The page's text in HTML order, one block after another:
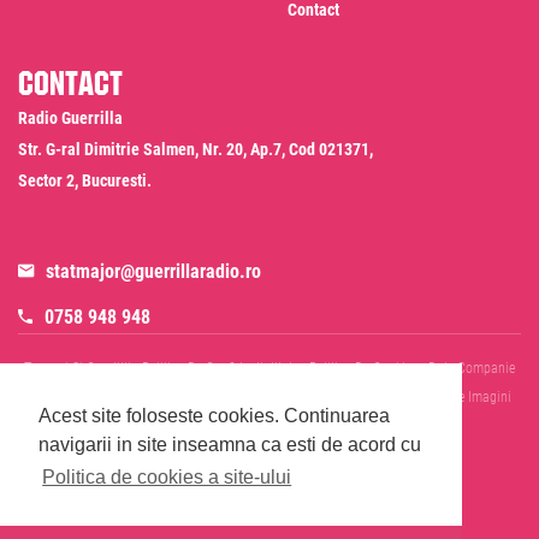
Acest site foloseste cookies. Continuarea
navigarii in site inseamna ca esti de acord cu
Politica de cookies a site-ului
Contact
Contact
Radio Guerrilla
Str. G-ral Dimitrie Salmen, Nr. 20, Ap.7, Cod 021371,
Sector 2, Bucuresti.
statmajor@guerrillaradio.ro
0758 948 948
Termeni Si Conditii Politica De Confidentialitate Politica De Cookies
Date Companie
Informare Prelucrare Imagini
Evenimente
Cod Deontologic